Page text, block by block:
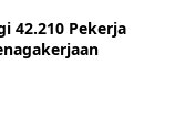
42.210 Pekerja